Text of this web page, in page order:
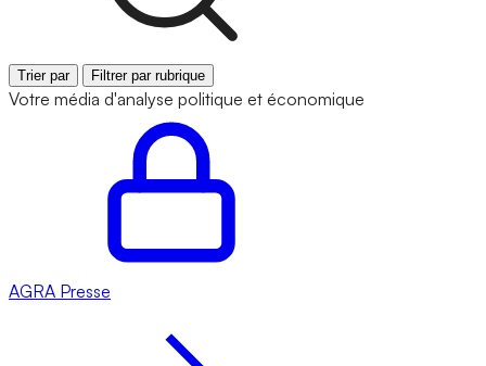
Trier par Filtrer par rubrique
Votre média d'analyse politique et économique
AGRA Presse